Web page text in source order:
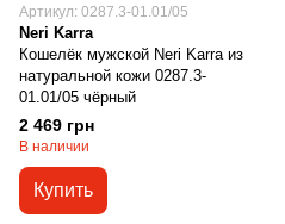
Артикул: 0287.3-01.01/05
Neri Karra
Кошелёк мужской Neri Karra из
натуральной кожи 0287.3-
01.01/05 чёрный
2 469 грн
В наличии
Купить